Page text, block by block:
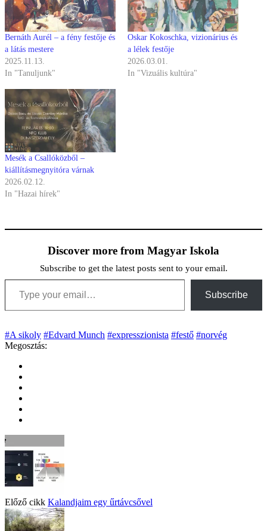
Bernáth Aurél – a fény festője és
a látás mestere
2025.11.13.
In "Tanuljunk"
Oskar Kokoschka, vizionárius és
a lélek festője
2026.03.01.
In "Vizuális kultúra"
Mesék a Csallóközből –
kiállításmegnyitóra várnak
2026.02.12.
In "Hazai hírek"
Discover more from Magyar Iskola
Subscribe to get the latest posts sent to your email.
Type your email…
Subscribe
#A sikoly #Edvard Munch #expresszionista #festő #norvég
Megosztás:
Előző cikk Kalandjaim egy űrtávcsővel